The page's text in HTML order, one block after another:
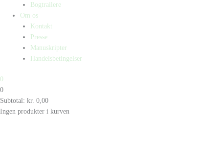
Bogtrailere
Om os
Kontakt
Presse
Manuskripter
Handelsbetingelser
0
0
Subtotal: kr. 0,00
Ingen produkter i kurven